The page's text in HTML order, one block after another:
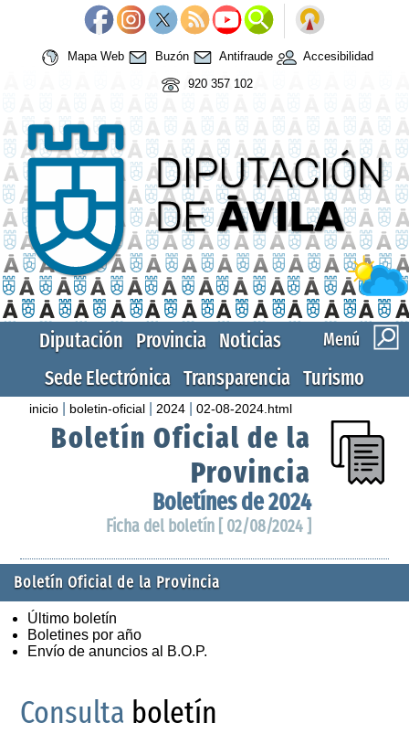
Mapa Web Buzón Antifraude
Accesibilidad
920 357 102
Menú
Diputación Provincia Noticias
Sede Electrónica Transparencia Turismo
inicio boletin-oficial 2024 |02-08-2024.html
Boletín Oficial de la
Provincia
Boletínes de 2024
Ficha del boletín [ 02/08/2024 ]
Boletín Oficial de la Provincia
Último boletín
Boletines por año
Envío de anuncios al B.O.P.
Consulta boletín